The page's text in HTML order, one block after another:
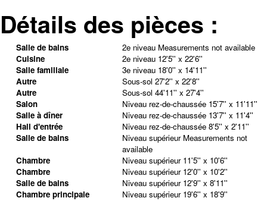
Détails des pièces :
Salle de bains 2e niveau Measurements not available
Cuisine
2e niveau 12'5'' x 22'6''
Salle familiale
3e niveau 18'0'' x 14'11''
Autre
Sous-sol 27'2'' x 22'8''
Autre
Sous-sol 44'11'' x 27'4''
Salon
Niveau rez-de-chaussée 15'7'' x 11'11''
Salle à dîner
Niveau rez-de-chaussée 13'7'' x 11'4''
Hall d'entrée
Niveau rez-de-chaussée 8'5'' x 2'11''
Salle de bains
Niveau supérieur Measurements not
available
Chambre
Niveau supérieur 11'5'' x 10'6''
Chambre
Niveau supérieur 12'0'' x 10'2''
Salle de bains
Niveau supérieur 12'9'' x 8'11''
Chambre principale
Niveau supérieur 19'6'' x 18'9''